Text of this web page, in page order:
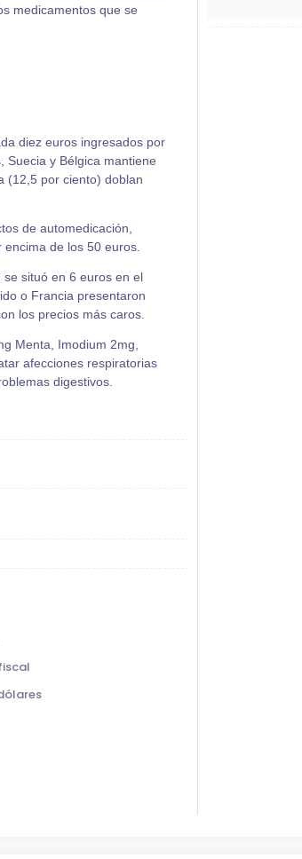
medicamentos que se
diez euros ingresados por
Suecia y Bélgica mantiene
(12,5 por ciento) doblan
de automedicación,
de los 50 euros.
situó en 6 euros en el
o Francia presentaron
los precios más caros.
Menta, Imodium 2mg,
afecciones respiratorias
digestivos.